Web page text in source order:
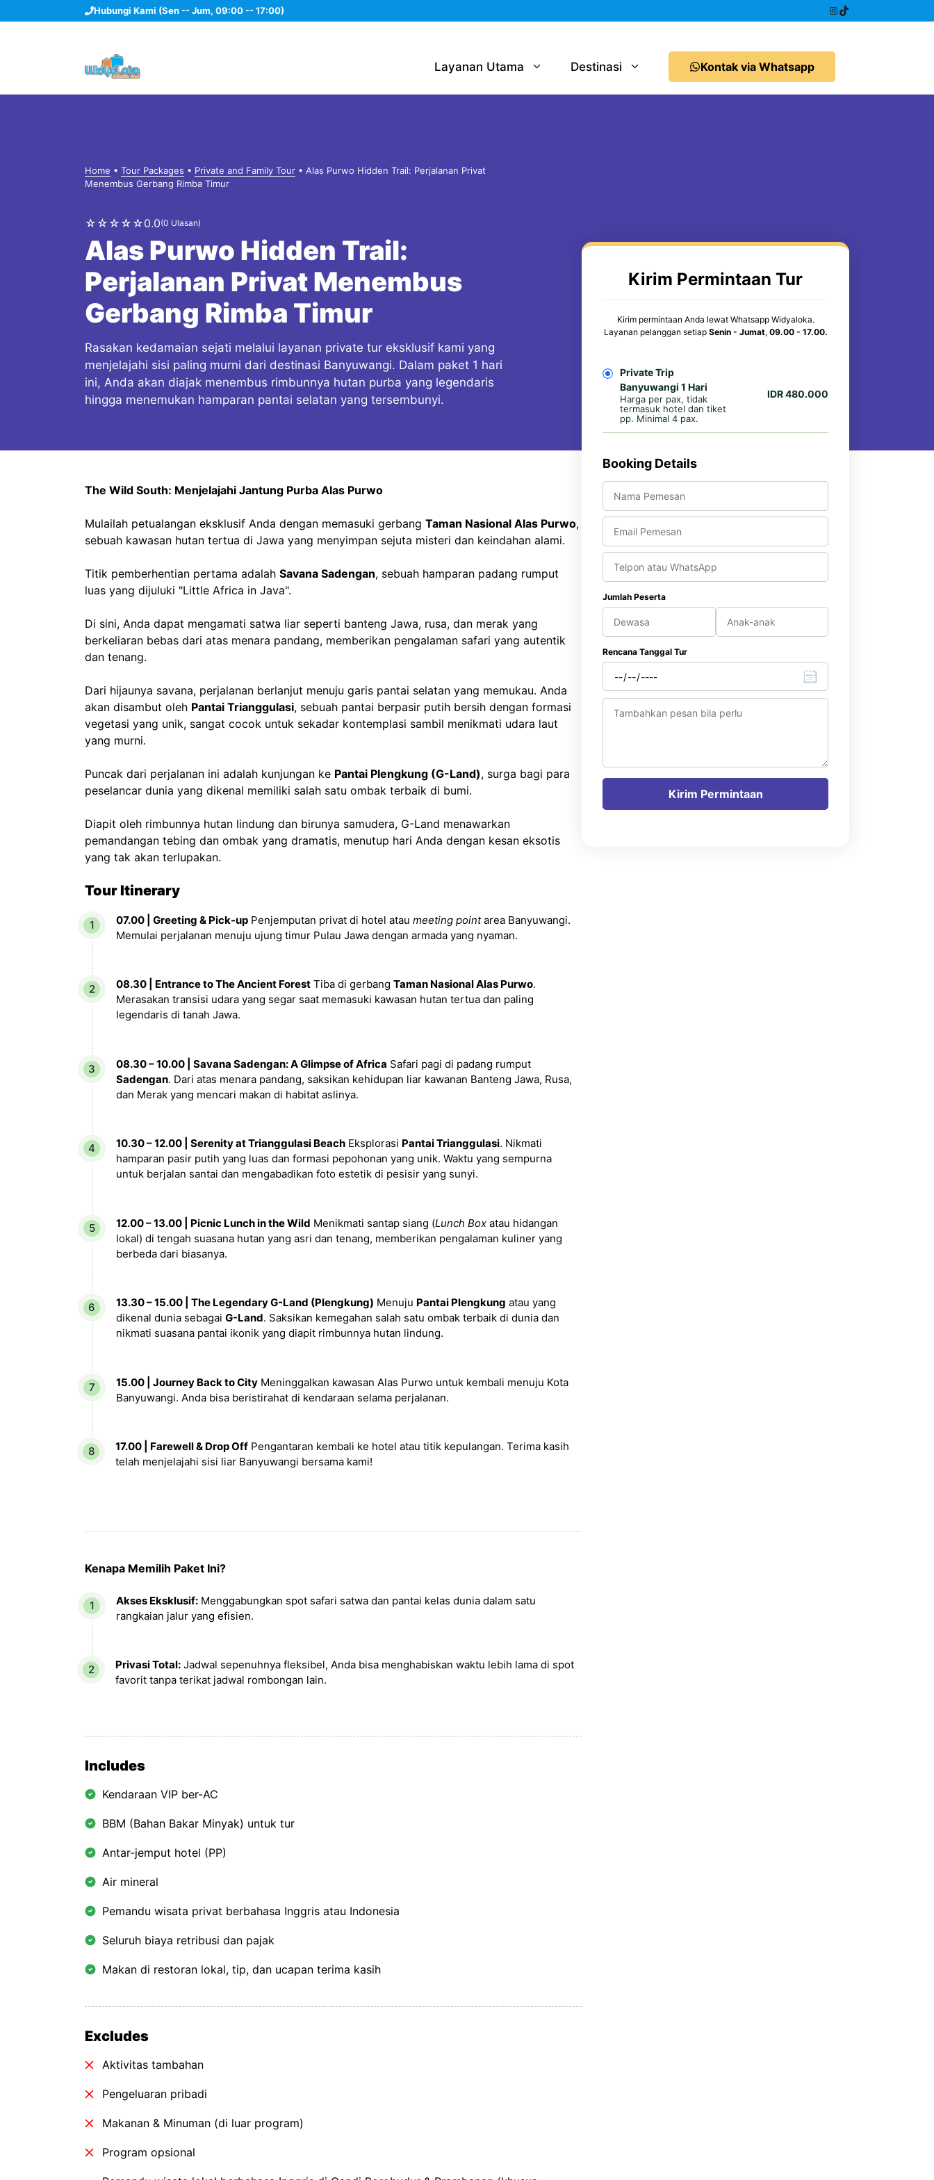
ke
Hubungi Kami (Sen -- Jum, 09:00 -- 17:00) Instagram
TikTok
Layanan Utama Destinasi Kontak via Whatsapp
Home • Tour Packages • Private and Family Tour • Alas Purwo Hidden Trail: Perjalanan Privat
Menembus Gerbang Rimba Timur
☆ ☆ ☆ ☆ ☆0.0(0 Ulasan)
Alas Purwo Hidden Trail:
Perjalanan Privat Menembus
Gerbang Rimba Timur
Rasakan kedamaian sejati melalui layanan private tur eksklusif kami yang
menjelajahi sisi paling murni dari destinasi Banyuwangi. Dalam paket 1 hari
ini, Anda akan diajak menembus rimbunnya hutan purba yang legendaris
hingga menemukan hamparan pantai selatan yang tersembunyi.
The Wild South: Menjelajahi Jantung Purba Alas Purwo
Mulailah petualangan eksklusif Anda dengan memasuki gerbang Taman Nasional Alas Purwo,
sebuah kawasan hutan tertua di Jawa yang menyimpan sejuta misteri dan keindahan alami.
Titik pemberhentian pertama adalah Savana Sadengan, sebuah hamparan padang rumput
luas yang dijuluki "Little Africa in Java".
Di sini, Anda dapat mengamati satwa liar seperti banteng Jawa, rusa, dan merak yang
berkeliaran bebas dari atas menara pandang, memberikan pengalaman safari yang autentik
dan tenang.
Dari hijaunya savana, perjalanan berlanjut menuju garis pantai selatan yang memukau. Anda
akan disambut oleh Pantai Trianggulasi, sebuah pantai berpasir putih bersih dengan formasi
vegetasi yang unik, sangat cocok untuk sekadar kontemplasi sambil menikmati udara laut
yang murni.
Puncak dari perjalanan ini adalah kunjungan ke Pantai Plengkung (G-Land), surga bagi para
peselancar dunia yang dikenal memiliki salah satu ombak terbaik di bumi.
Diapit oleh rimbunnya hutan lindung dan birunya samudera, G-Land menawarkan
pemandangan tebing dan ombak yang dramatis, menutup hari Anda dengan kesan eksotis
yang tak akan terlupakan.
Tour Itinerary
07.00 | Greeting & Pick-up Penjemputan privat di hotel atau meeting pointarea Banyuwangi.
Memulai perjalanan menuju ujung timur Pulau Jawa dengan armada yang nyaman.
08.30 | Entrance to The Ancient Forest Tiba di gerbang Taman Nasional Alas Purwo.
Merasakan transisi udara yang segar saat memasuki kawasan hutan tertua dan paling
legendaris di tanah Jawa.
08.30 – 10.00 | Savana Sadengan: A Glimpse of Africa Safari pagi di padang rumput
Sadengan. Dari atas menara pandang, saksikan kehidupan liar kawanan Banteng Jawa, Rusa,
dan Merak yang mencari makan di habitat aslinya.
10.30 – 12.00 | Serenity at Trianggulasi Beach Eksplorasi Pantai Trianggulasi. Nikmati
hamparan pasir putih yang luas dan formasi pepohonan yang unik. Waktu yang sempurna
untuk berjalan santai dan mengabadikan foto estetik di pesisir yang sunyi.
12.00 – 13.00 | Picnic Lunch in the Wild Menikmati santap siang (Lunch Box atau hidangan
lokal) di tengah suasana hutan yang asri dan tenang, memberikan pengalaman kuliner yang
berbeda dari biasanya.
13.30 – 15.00 | The Legendary G-Land (Plengkung) Menuju Pantai Plengkung atau yang
dikenal dunia sebagai G-Land. Saksikan kemegahan salah satu ombak terbaik di dunia dan
nikmati suasana pantai ikonik yang diapit rimbunnya hutan lindung.
15.00 | Journey Back to City Meninggalkan kawasan Alas Purwo untuk kembali menuju Kota
Banyuwangi. Anda bisa beristirahat di kendaraan selama perjalanan.
17.00 | Farewell & Drop Off Pengantaran kembali ke hotel atau titik kepulangan. Terima kasih
telah menjelajahi sisi liar Banyuwangi bersama kami!
Kenapa Memilih Paket Ini?
Akses Eksklusif: Menggabungkan spot safari satwa dan pantai kelas dunia dalam satu
rangkaian jalur yang efisien.
Privasi Total: Jadwal sepenuhnya fleksibel, Anda bisa menghabiskan waktu lebih lama di spot
favorit tanpa terikat jadwal rombongan lain.
Includes
Kendaraan VIP ber-AC
BBM (Bahan Bakar Minyak) untuk tur
Antar-jemput hotel (PP)
Air mineral
Pemandu wisata privat berbahasa Inggris atau Indonesia
Seluruh biaya retribusi dan pajak
Makan di restoran lokal, tip, dan ucapan terima kasih
Excludes
Aktivitas tambahan
Pengeluaran pribadi
Makanan & Minuman (di luar program)
Program opsional
Kirim Permintaan Tur
Kirim permintaan Anda lewat Whatsapp Widyaloka.
Layanan pelanggan setiap Senin - Jumat, 09.00 - 17.00.
Private Trip
Banyuwangi 1 Hari
Harga per pax, tidak
termasuk hotel dan tiket
pp. Minimal 4 pax.
IDR 480.000
Booking Details
Jumlah Peserta
Rencana Tanggal Tur